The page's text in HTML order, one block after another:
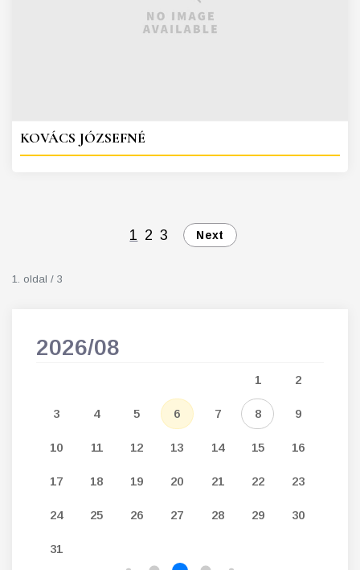
KOVÁCS JÓZSEFNÉ
1 2 3 Next
1. oldal / 3
2026/08
1 2
3 4 5 6 7 8 9
10 11 12 13 14 15 16
17 18 19 20 21 22 23
24 25 26 27 28 29 30
31